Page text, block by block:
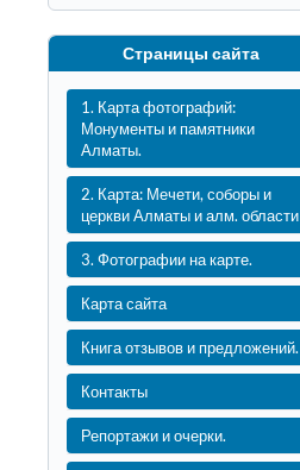
Страницы сайта
1. Карта фотографий:
Монументы и памятники
Алматы.
2. Карта: Мечети, соборы и
церкви Алматы и алм. области
3. Фотографии на карте.
Карта сайта
Книга отзывов и предложений.
Контакты
Репортажи и очерки.